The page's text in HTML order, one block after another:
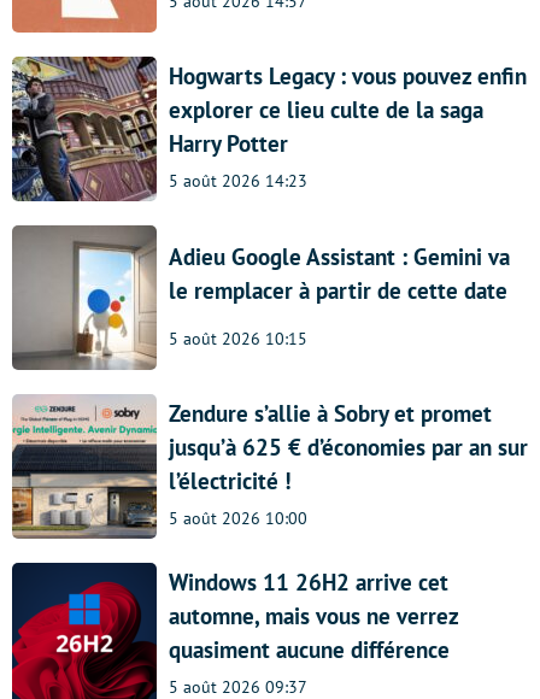
Hogwarts Legacy : vous pouvez enfin
explorer ce lieu culte de la saga
Harry Potter
5 août 2026 14:23
Adieu Google Assistant : Gemini va
le remplacer à partir de cette date
5 août 2026 10:15
Zendure s’allie à Sobry et promet
jusqu’à 625 € d’économies par an sur
l’électricité !
5 août 2026 10:00
Windows 11 26H2 arrive cet
automne, mais vous ne verrez
quasiment aucune différence
5 août 2026 09:37